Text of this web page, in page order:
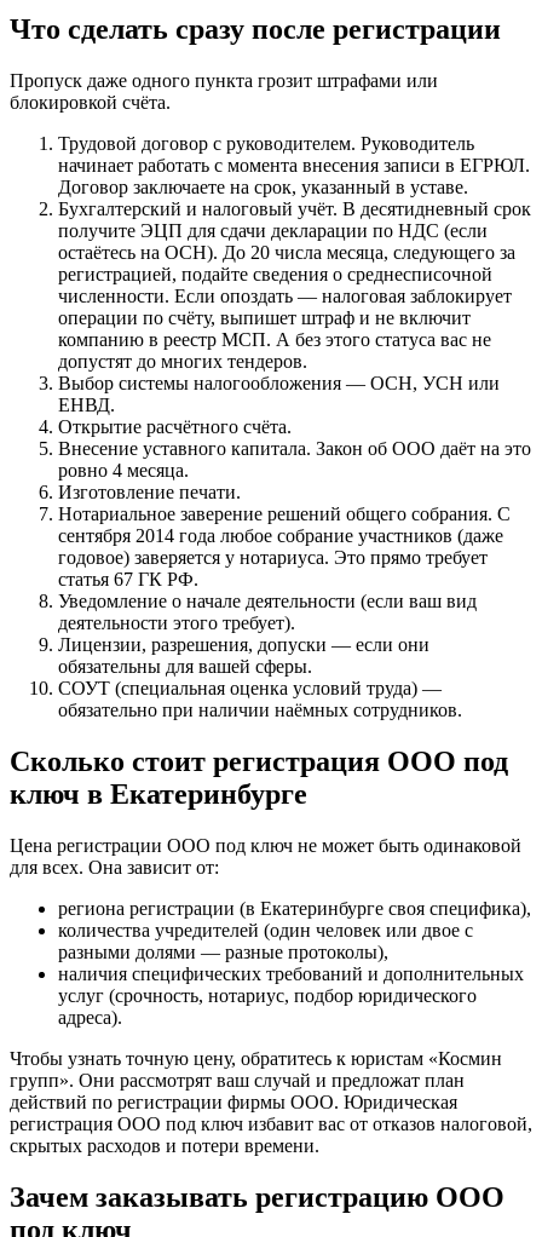
Что сделать сразу после регистрации
Пропуск даже одного пункта грозит штрафами или
блокировкой счёта.
Трудовой договор с руководителем. Руководитель
начинает работать с момента внесения записи в ЕГРЮЛ.
Договор заключаете на срок, указанный в уставе.
Бухгалтерский и налоговый учёт. В десятидневный срок
получите ЭЦП для сдачи декларации по НДС (если
остаётесь на ОСН). До 20 числа месяца, следующего за
регистрацией, подайте сведения о среднесписочной
численности. Если опоздать — налоговая заблокирует
операции по счёту, выпишет штраф и не включит
компанию в реестр МСП. А без этого статуса вас не
допустят до многих тендеров.
Выбор системы налогообложения — ОСН, УСН или
ЕНВД.
Открытие расчётного счёта.
Внесение уставного капитала. Закон об ООО даёт на это
ровно 4 месяца.
Изготовление печати.
Нотариальное заверение решений общего собрания. С
сентября 2014 года любое собрание участников (даже
годовое) заверяется у нотариуса. Это прямо требует
статья 67 ГК РФ.
Уведомление о начале деятельности (если ваш вид
деятельности этого требует).
Лицензии, разрешения, допуски — если они
обязательны для вашей сферы.
СОУТ (специальная оценка условий труда) —
обязательно при наличии наёмных сотрудников.
Сколько стоит регистрация ООО под
ключ в Екатеринбурге
Цена регистрации ООО под ключ не может быть одинаковой
для всех. Она зависит от:
региона регистрации (в Екатеринбурге своя специфика),
количества учредителей (один человек или двое с
разными долями — разные протоколы),
наличия специфических требований и дополнительных
услуг (срочность, нотариус, подбор юридического
адреса).
Чтобы узнать точную цену, обратитесь к юристам «Космин
групп». Они рассмотрят ваш случай и предложат план
действий по регистрации фирмы ООО. Юридическая
регистрация ООО под ключ избавит вас от отказов налоговой,
скрытых расходов и потери времени.
Зачем заказывать регистрацию ООО
под ключ